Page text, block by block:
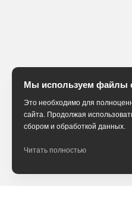
Мы используем файлы
Это необходимо для
сайта. Продолжая
сбором и обработкой данных.
Читать полностью